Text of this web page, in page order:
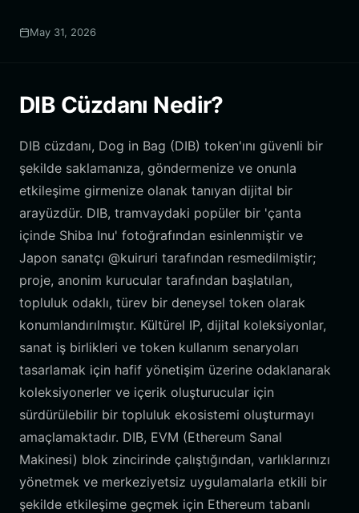
May 31, 2026
DIB Cüzdanı Nedir?
DIB cüzdanı, Dog in Bag (DIB) token'ını güvenli bir
şekilde saklamanıza, göndermenize ve onunla
etkileşime girmenize olanak tanıyan dijital bir
arayüzdür. DIB, tramvaydaki popüler bir 'çanta
içinde Shiba Inu' fotoğrafından esinlenmiştir ve
Japon sanatçı @kuiruri tarafından resmedilmiştir;
proje, anonim kurucular tarafından başlatılan,
topluluk odaklı, türev bir deneysel token olarak
konumlandırılmıştır. Kültürel IP, dijital koleksiyonlar,
sanat iş birlikleri ve token kullanım senaryoları
tasarlamak için hafif yönetişim üzerine odaklanarak
koleksiyonerler ve içerik oluşturucular için
sürdürülebilir bir topluluk ekosistemi oluşturmayı
amaçlamaktadır. DIB, EVM (Ethereum Sanal
Makinesi) blok zincirinde çalıştığından, varlıklarınızı
yönetmek ve merkeziyetsiz uygulamalarla etkili bir
şekilde etkileşime geçmek için Ethereum tabanlı